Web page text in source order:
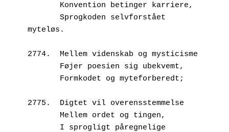
       Konvention betinger karriere,
myteløs.
2774.  Mellem videnskab og mysticisme
       Føjer poesien sig ubekvemt,
       Formkodet og myteforberedt;
2775.  Digtet vil overensstemmelse
       Mellem ordet og tingen,